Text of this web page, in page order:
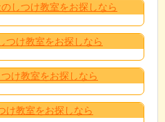
しつけ教室をお探しなら
つけ教室をお探しなら
け教室をお探しなら
け教室をお探しなら